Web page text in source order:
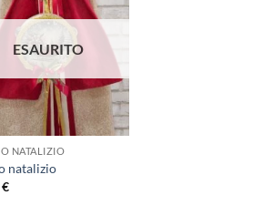
alla lista
dei
desideri
ESAURITO
NATALIZIO
natalizio
€